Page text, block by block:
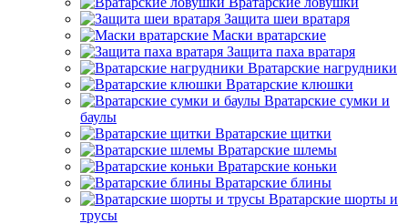
Защита шеи вратаря
Маски вратарские
Защита паха вратаря
Вратарские нагрудники
Вратарские клюшки
Вратарские сумки и
баулы
Вратарские щитки
Вратарские шлемы
Вратарские коньки
Вратарские блины
Вратарские шорты и
трусы